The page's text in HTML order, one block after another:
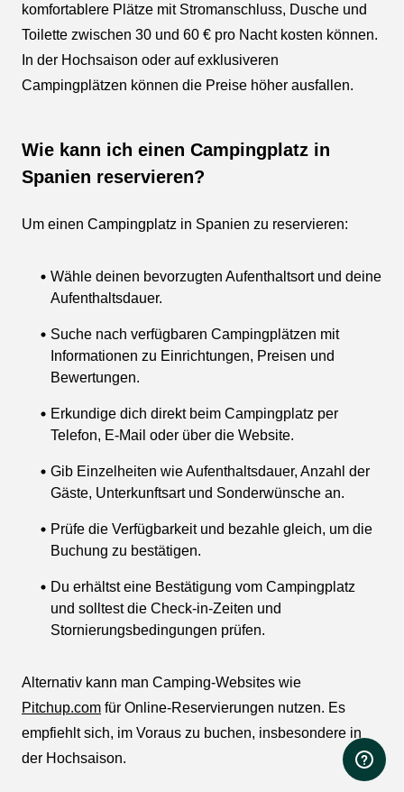
komfortablere Plätze mit Stromanschluss, Dusche und
Toilette zwischen 30 und 60 € pro Nacht kosten können.
In der Hochsaison oder auf exklusiveren
Campingplätzen können die Preise höher ausfallen.
Wie kann ich einen Campingplatz in
Spanien reservieren?
Um einen Campingplatz in Spanien zu reservieren:
Wähle deinen bevorzugten Aufenthaltsort und deine
Aufenthaltsdauer.
Suche nach verfügbaren Campingplätzen mit
Informationen zu Einrichtungen, Preisen und
Bewertungen.
Erkundige dich direkt beim Campingplatz per
Telefon, E-Mail oder über die Website.
Gib Einzelheiten wie Aufenthaltsdauer, Anzahl der
Gäste, Unterkunftsart und Sonderwünsche an.
Prüfe die Verfügbarkeit und bezahle gleich, um die
Buchung zu bestätigen.
Du erhältst eine Bestätigung vom Campingplatz
und solltest die Check-in-Zeiten und
Stornierungsbedingungen prüfen.
Alternativ kann man Camping-Websites wie
Pitchup.com für Online-Reservierungen nutzen. Es
empfiehlt sich, im Voraus zu buchen, insbesondere in
der Hochsaison.